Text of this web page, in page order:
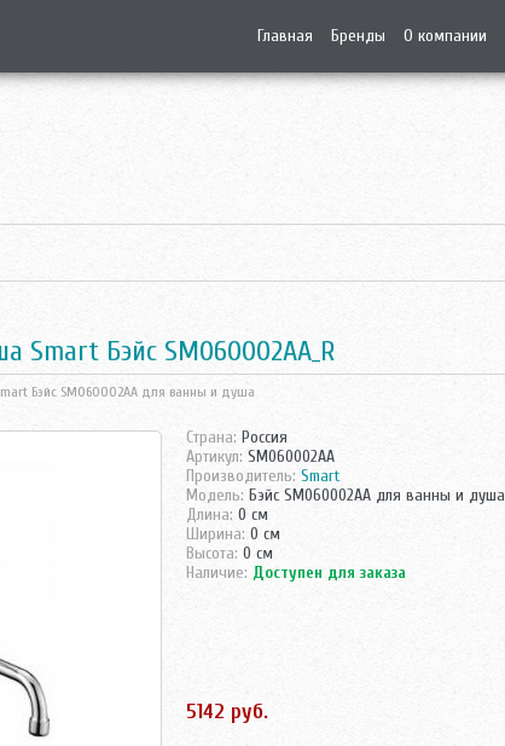
Главная Бренды О компании
Smart Бэйс SM060002AA_R
Бэйс SM060002AA для ванны и душа
Страна: Россия
Артикул: SM060002AA
Производитель: Smart
Модель: Бэйс SM060002AA для ванны и душа
Длина: 0 см
Ширина: 0 см
Высота: 0 см
Наличие: Доступен для заказа
5142 руб.